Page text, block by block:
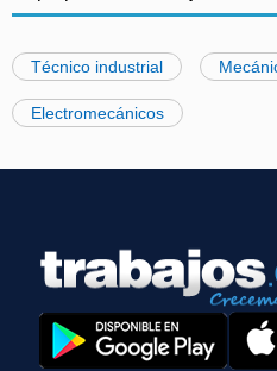
Técnico industrial
Electromecánicos